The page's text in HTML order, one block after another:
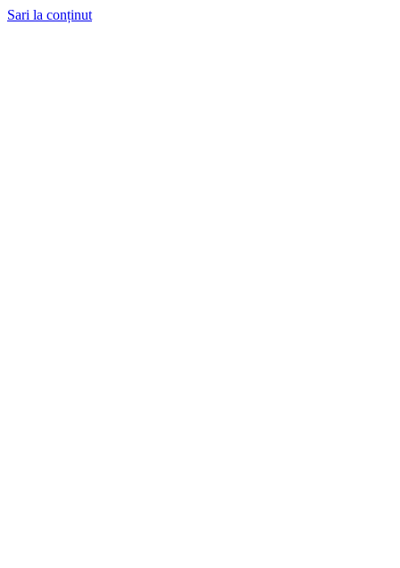
Sari la conținut